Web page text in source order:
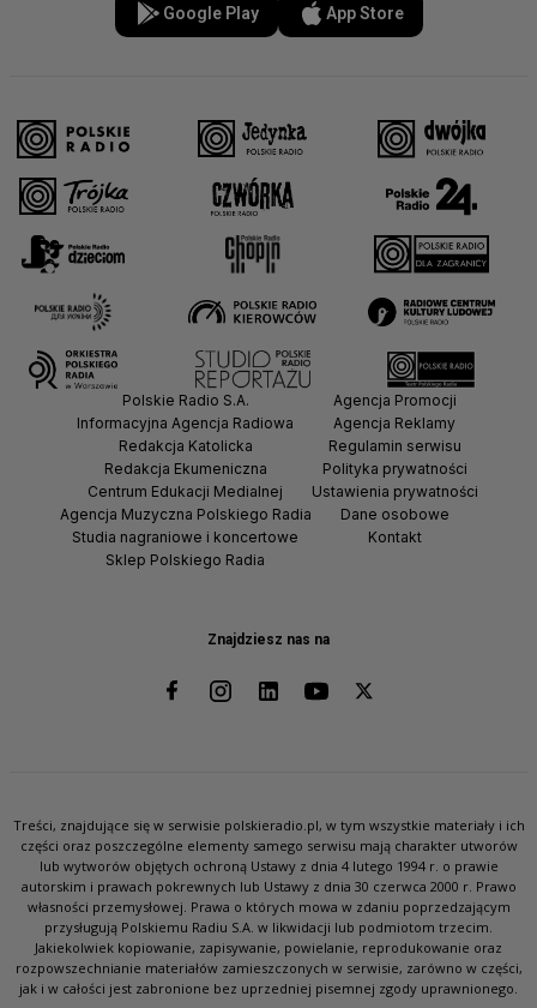
Google Play App Store
Znajdziesz nas na
Polskie Radio S.A.
Informacyjna Agencja Radiowa
Redakcja Katolicka
Redakcja Ekumeniczna
Centrum Edukacji Medialnej
Agencja Muzyczna Polskiego Radia
Studia nagraniowe i koncertowe
Sklep Polskiego Radia
Agencja Promocji
Agencja Reklamy
Regulamin serwisu
Polityka prywatności
Ustawienia prywatności
Dane osobowe
Kontakt
Treści, znajdujące się w serwisie polskieradio.pl, w tym wszystkie materiały i ich
części oraz poszczególne elementy samego serwisu mają charakter utworów
lub wytworów objętych ochroną Ustawy z dnia 4 lutego 1994 r. o prawie
autorskim i prawach pokrewnych lub Ustawy z dnia 30 czerwca 2000 r. Prawo
własności przemysłowej. Prawa o których mowa w zdaniu poprzedzającym
przysługują Polskiemu Radiu S.A. w likwidacji lub podmiotom trzecim.
Jakiekolwiek kopiowanie, zapisywanie, powielanie, reprodukowanie oraz
rozpowszechnianie materiałów zamieszczonych w serwisie, zarówno w części,
jak i w całości jest zabronione bez uprzedniej pisemnej zgody uprawnionego.